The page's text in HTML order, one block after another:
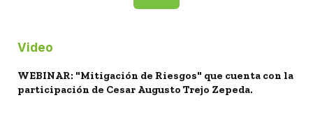
Video
WEBINAR: "Mitigación de Riesgos" que cuenta con la
participación de Cesar Augusto Trejo Zepeda.